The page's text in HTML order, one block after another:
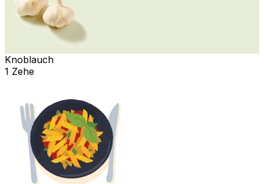
Knoblauch
1 Zehe